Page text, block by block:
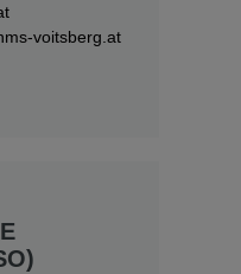
voitsberg.at